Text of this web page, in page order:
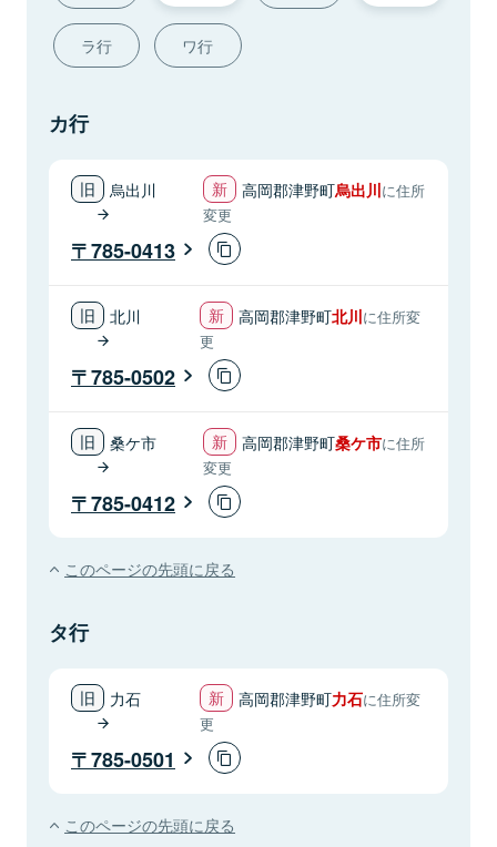
ラ行 ワ行
カ行
烏出川 高岡郡津野町烏出川に住所
変更
785-0413
北川 高岡郡津野町北川に住所変
更
785-0502
桑ケ市 高岡郡津野町桑ケ市に住所
変更
785-0412
このページの先頭に戻る
タ行
力石 高岡郡津野町力石に住所変
更
785-0501
このページの先頭に戻る